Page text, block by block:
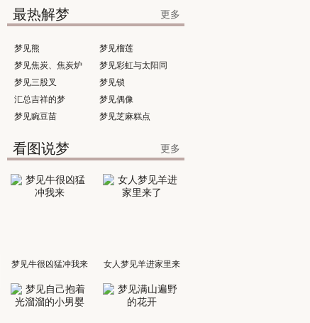
最热解梦 更多
梦见熊
梦见榴莲
梦见焦炭、焦炭炉
梦见彩虹与太阳同
时出现
梦见三股叉
梦见锁
汇总吉祥的梦
梦见偶像
梦见豌豆苗
梦见芝麻糕点
看图说梦 更多
梦见牛很凶猛冲我来 女人梦见羊进家里来
了